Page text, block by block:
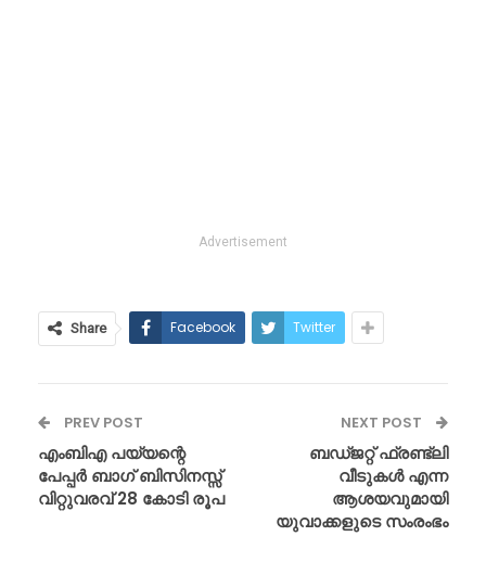
Advertisement
Share Facebook Twitter
PREV POST
എംബിഎ പയ്യന്റെ
പേപ്പർ ബാഗ് ബിസിനസ്സ്
വിറ്റുവരവ് 28 കോടി രൂപ
NEXT POST
ബഡ്ജറ്റ് ഫ്രണ്ട്ലി
വീടുകൾ എന്ന
ആശയവുമായി
യുവാക്കളുടെ സംരംഭം